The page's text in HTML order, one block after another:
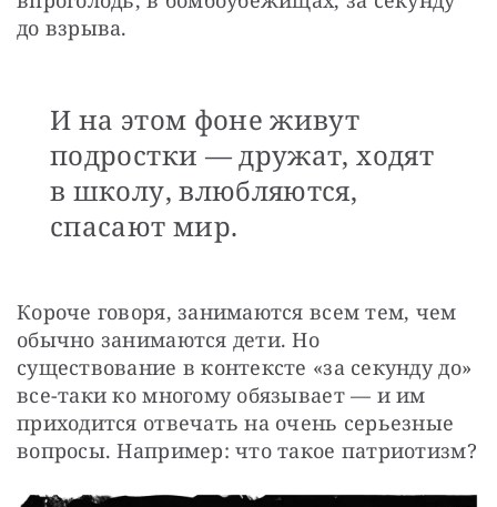
до взрыва.
И на этом фоне живут
подростки — дружат, ходят
в школу, влюбляются,
спасают мир.
Короче говоря, занимаются всем тем, чем
обычно занимаются дети. Но
существование в контексте «за секунду до»
все-таки ко многому обязывает — и им
приходится отвечать на очень серьезные
вопросы. Например: что такое патриотизм?